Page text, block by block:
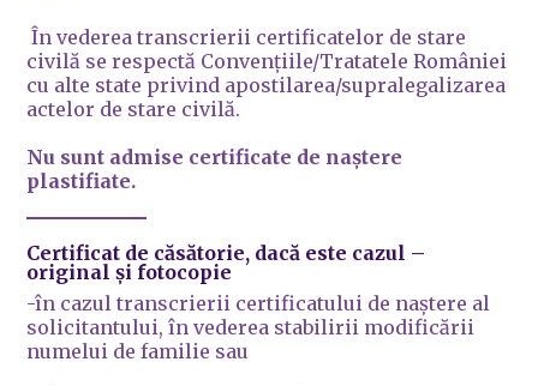
În vederea transcrierii certificatelor de stare
civilă se respectă Convențiile/Tratatele României
cu alte state privind apostilarea/supralegalizarea
actelor de stare civilă.
Nu sunt admise certificate de naștere
plastifiate.
Certificat de căsătorie, dacă este cazul –
original și fotocopie
-în cazul transcrierii certificatului de naștere al
solicitantului, în vederea stabilirii modificării
numelui de familie sau